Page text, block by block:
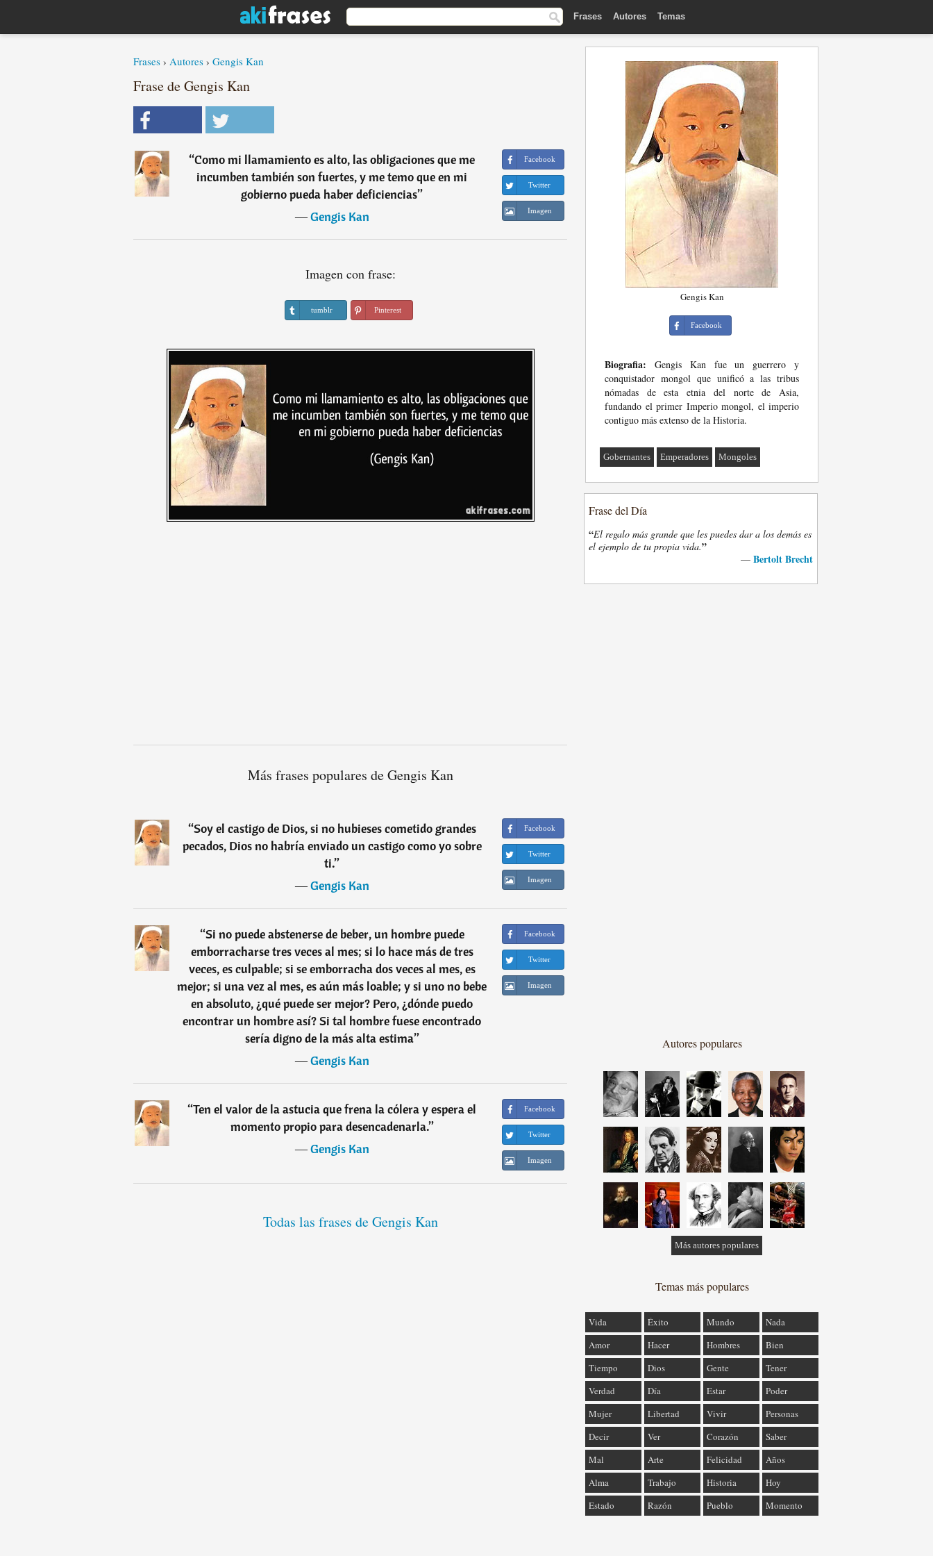
Frases Autores Temas
Frases › Autores › Gengis Kan
Frase de Gengis Kan
“Como mi llamamiento es alto, las obligaciones que me
incumben también son fuertes, y me temo que en mi
gobierno pueda haber deficiencias”
―Gengis Kan
Facebook
Twitter
Imagen
Imagen con frase:
tumblr Pinterest
Más frases populares de Gengis Kan
“Soy el castigo de Dios, si no hubieses cometido grandes
pecados, Dios no habría enviado un castigo como yo sobre
ti.”
―Gengis Kan
Facebook
Twitter
Imagen
“Si no puede abstenerse de beber, un hombre puede
emborracharse tres veces al mes; si lo hace más de tres
veces, es culpable; si se emborracha dos veces al mes, es
mejor; si una vez al mes, es aún más loable; y si uno no bebe
en absoluto, ¿qué puede ser mejor? Pero, ¿dónde puedo
encontrar un hombre así? Si tal hombre fuese encontrado
sería digno de la más alta estima”
―Gengis Kan
Facebook
Twitter
Imagen
“Ten el valor de la astucia que frena la cólera y espera el
momento propio para desencadenarla.”
―Gengis Kan
Facebook
Twitter
Imagen
Todas las frases de Gengis Kan
Gengis Kan
Facebook
Biografia: Gengis Kan fue un guerrero y
conquistador mongol que unificó a las tribus
nómadas de esta etnia del norte de Asia,
fundando el primer Imperio mongol, el imperio
contiguo más extenso de la Historia.
Gobernantes Emperadores Mongoles
Frase del Día
“El regalo más grande que les puedes dar a los demás es
el ejemplo de tu propia vida.”
— Bertolt Brecht
Autores populares
Más autores populares
Temas más populares
Vida Éxito Mundo
Nada
Amor
Hacer Hombres
Bien
Tiempo
Dios Gente
Tener
Verdad
Día Estar
Poder
Mujer
Libertad Vivir
Personas
Decir
Ver Corazón
Saber
Mal
Arte Felicidad
Años
Alma
Trabajo Historia
Hoy
Estado
Razón Pueblo Momento